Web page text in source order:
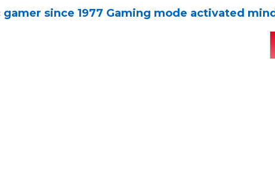
gamer since 1977 Gaming mode activated